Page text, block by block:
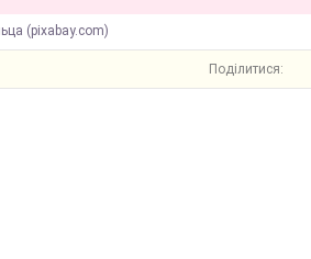
(pixabay.com)
Поділитися: